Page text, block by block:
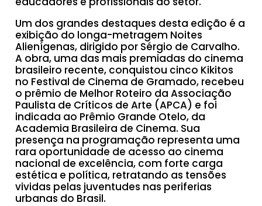
Um dos grandes destaques desta edição é a
exibição do longa-metragem Noites
Alienígenas, dirigido por Sérgio de Carvalho.
A obra, uma das mais premiadas do cinema
brasileiro recente, conquistou cinco Kikitos
no Festival de Cinema de Gramado, recebeu
o prêmio de Melhor Roteiro da Associação
Paulista de Críticos de Arte (APCA) e foi
indicada ao Prêmio Grande Otelo, da
Academia Brasileira de Cinema. Sua
presença na programação representa uma
rara oportunidade de acesso ao cinema
nacional de excelência, com forte carga
estética e política, retratando as tensões
vividas pelas juventudes nas periferias
urbanas do Brasil.